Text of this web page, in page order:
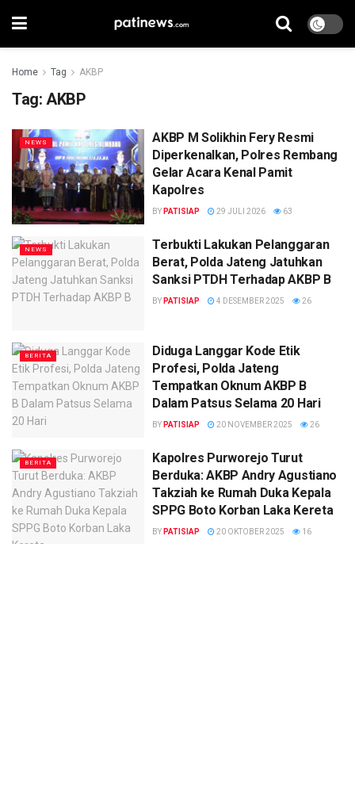
Home Tag AKBP
Tag: AKBP
NEWS
AKBP M Solikhin Fery Resmi
Diperkenalkan, Polres Rembang
Gelar Acara Kenal Pamit
Kapolres
BY PATISIAP 29 JULI 2026 63
NEWS
Terbukti Lakukan Pelanggaran
Berat, Polda Jateng Jatuhkan
Sanksi PTDH Terhadap AKBP B
BY PATISIAP 4 DESEMBER 2025 26
BERITA
Diduga Langgar Kode Etik
Profesi, Polda Jateng
Tempatkan Oknum AKBP B
Dalam Patsus Selama 20 Hari
BY PATISIAP 20 NOVEMBER 2025 26
BERITA
Kapolres Purworejo Turut
Berduka: AKBP Andry Agustiano
Takziah ke Rumah Duka Kepala
SPPG Boto Korban Laka Kereta
BY PATISIAP 20 OKTOBER 2025 16